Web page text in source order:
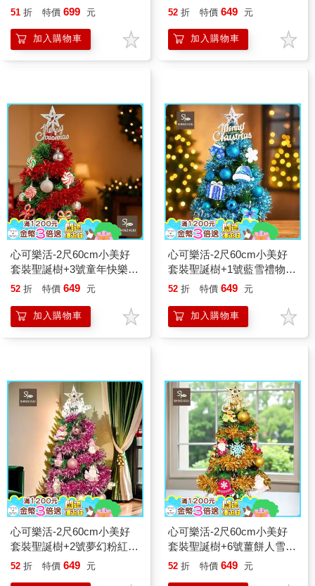
系彩繪木片飾品組+LED暖
51 折 特價 699 元
加入購物車
公公彩繪木片飾品組_不含
52 折 特價 649 元
加入購物車
心可樂活-2尺60cm小美好
套裝聖誕樹+3號童年快樂糖
果彩繪木片飾品組_不含燈
52 折 特價 649 元
加入購物車
心可樂活-2尺60cm小美好
套裝聖誕樹+1號藍雪禮物夢
彩繪木片飾品組_不含燈款
52 折 特價 649 元
加入購物車
心可樂活-2尺60cm小美好
套裝聖誕樹+2號夢幻粉紅聖
誕老人彩繪木片飾品組_不
52 折 特價 649 元
心可樂活-2尺60cm小美好
套裝聖誕樹+6號薑餅人雪花
彩繪木片飾品組_不含燈款
52 折 特價 649 元